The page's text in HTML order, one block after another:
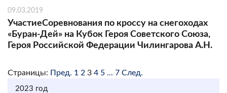
09.03.2019
УчастиеСоревнования по кроссу на снегоходах
«Буран-Дей» на Кубок Героя Советского Союза,
Героя Российской Федерации Чилингарова А.Н.
Страницы: Пред. 1 2 3 4 5 ... 7 След.
2023 год